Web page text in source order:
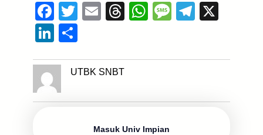
F
a
c
e
b
o
T
er
E
T
s
W
p
p
M
e
T
m
Li
k
e
dI
ar
UTBK SNBT
Masuk Univ Impian